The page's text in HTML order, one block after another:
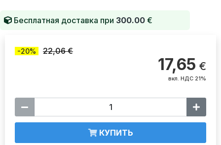
Бесплатная доставка при 300.00 €
-20% 22,06 €
17,65 €
вкл. НДС 21%
КУПИТЬ